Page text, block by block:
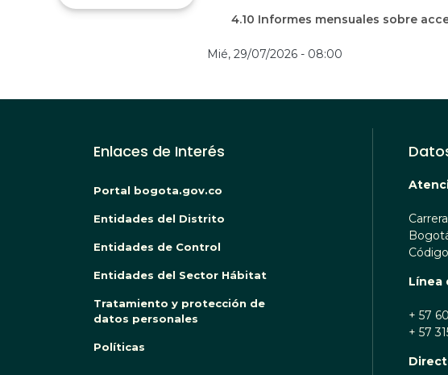
4.10 Informes mensuales sobre
Mié, 29/07/2026 - 08:00
Enlaces de Interés
Portal bogota.gov.co
Entidades del Distrito
Entidades de Control
Entidades del Sector Hábitat
Tratamiento y protección de
datos personales
Políticas
Línea
+ 57
+ 57